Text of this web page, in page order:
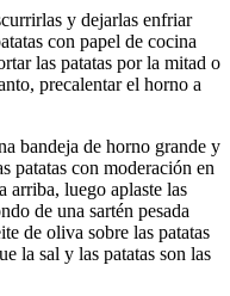
y dejarlas enfriar
con papel de cocina
las patatas por la mitad o
precalentar el horno a
bandeja de horno grande y
patatas con moderación en
arriba, luego aplaste las
de una sartén pesada
de oliva sobre las patatas
la sal y las patatas son las